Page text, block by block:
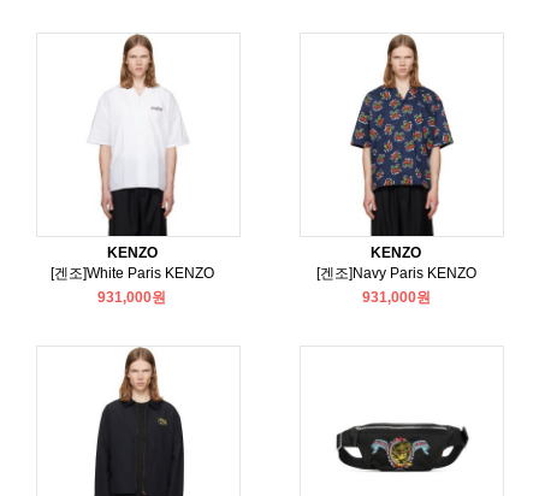
KENZO
[겐조]White Paris KENZO
931,000원
KENZO
[겐조]Navy Paris KENZO
931,000원